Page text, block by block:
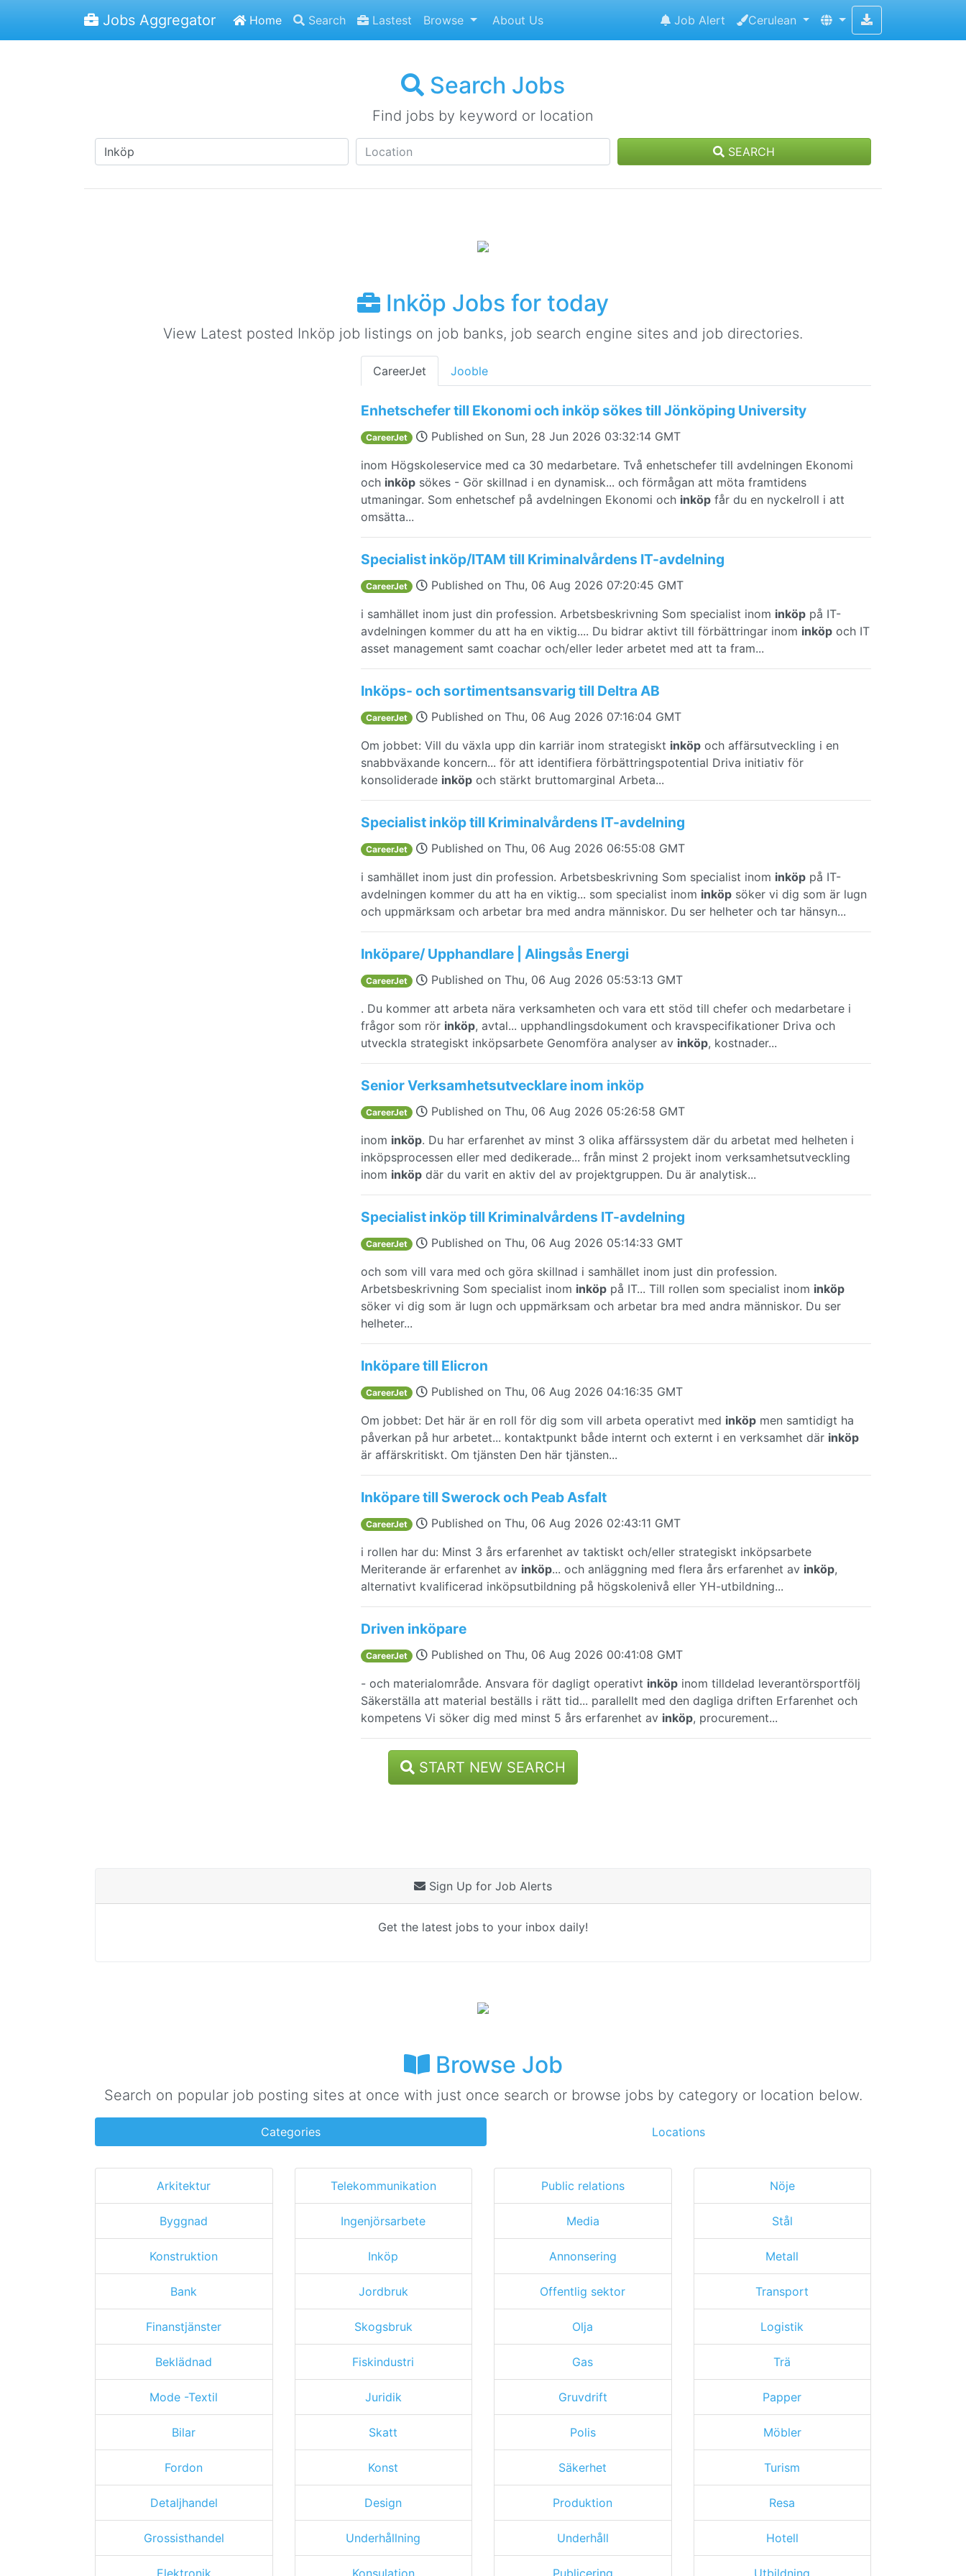
Jobs Aggregator Home Search Lastest Browse About Us Job Alert Cerulean
Search Jobs
Find jobs by keyword or location
SEARCH
Inköp Jobs for today
View Latest posted Inköp job listings on job banks, job search engine sites and job directories.
CareerJet Jooble
Enhetschefer till Ekonomi och inköp sökes till Jönköping University
CareerJet Published on Sun, 28 Jun 2026 03:32:14 GMT
inom Högskoleservice med ca 30 medarbetare. Två enhetschefer till avdelningen Ekonomi
och inköp sökes - Gör skillnad i en dynamisk... och förmågan att möta framtidens
utmaningar. Som enhetschef på avdelningen Ekonomi och inköp får du en nyckelroll i att
omsätta...
Specialist inköp/ITAM till Kriminalvårdens IT-avdelning
CareerJet Published onThu, 06 Aug 2026 07:20:45 GMT
i samhället inom just din profession. Arbetsbeskrivning Som specialist inom inköp på IT-
avdelningen kommer du att ha en viktig.... Du bidrar aktivt till förbättringar inom inköp och IT
asset management samt coachar och/eller leder arbetet med att ta fram...
Inköps- och sortimentsansvarig till Deltra AB
CareerJet Published onThu, 06 Aug 2026 07:16:04 GMT
Om jobbet: Vill du växla upp din karriär inom strategiskt inköp och affärsutveckling i en
snabbväxande koncern... för att identifiera förbättringspotential Driva initiativ för
konsoliderade inköp och stärkt bruttomarginal Arbeta...
Specialist inköp till Kriminalvårdens IT-avdelning
CareerJet Published onThu, 06 Aug 2026 06:55:08 GMT
i samhället inom just din profession. Arbetsbeskrivning Som specialist inom inköp på IT-
avdelningen kommer du att ha en viktig... som specialist inom inköp söker vi dig som är lugn
och uppmärksam och arbetar bra med andra människor. Du ser helheter och tar hänsyn...
Inköpare/ Upphandlare | Alingsås Energi
CareerJet Published onThu, 06 Aug 2026 05:53:13 GMT
. Du kommer att arbeta nära verksamheten och vara ett stöd till chefer och medarbetare i
frågor som rör inköp, avtal... upphandlingsdokument och kravspecifikationer Driva och
utveckla strategiskt inköpsarbete Genomföra analyser av inköp, kostnader...
Senior Verksamhetsutvecklare inom inköp
CareerJet Published onThu, 06 Aug 2026 05:26:58 GMT
inom inköp. Du har erfarenhet av minst 3 olika affärssystem där du arbetat med helheten i
inköpsprocessen eller med dedikerade... från minst 2 projekt inom verksamhetsutveckling
inom inköp där du varit en aktiv del av projektgruppen. Du är analytisk...
Specialist inköp till Kriminalvårdens IT-avdelning
CareerJet Published onThu, 06 Aug 2026 05:14:33 GMT
och som vill vara med och göra skillnad i samhället inom just din profession.
Arbetsbeskrivning Som specialist inom inköp på IT... Till rollen som specialist inom inköp
söker vi dig som är lugn och uppmärksam och arbetar bra med andra människor. Du ser
helheter...
Inköpare till Elicron
CareerJet Published onThu, 06 Aug 2026 04:16:35 GMT
Om jobbet: Det här är en roll för dig som vill arbeta operativt med inköp men samtidigt ha
påverkan på hur arbetet... kontaktpunkt både internt och externt i en verksamhet där inköp
är affärskritiskt. Om tjänsten Den här tjänsten...
Inköpare till Swerock och Peab Asfalt
CareerJet Published onThu, 06 Aug 2026 02:43:11 GMT
i rollen har du: Minst 3 års erfarenhet av taktiskt och/eller strategiskt inköpsarbete
Meriterande är erfarenhet av inköp... och anläggning med flera års erfarenhet av inköp,
alternativt kvalificerad inköpsutbildning på högskolenivå eller YH-utbildning...
Driven inköpare
CareerJet Published onThu, 06 Aug 2026 00:41:08 GMT
- och materialområde. Ansvara för dagligt operativt inköp inom tilldelad leverantörsportfölj
Säkerställa att material beställs i rätt tid... parallellt med den dagliga driften Erfarenhet och
kompetens Vi söker dig med minst 5 års erfarenhet av inköp, procurement...
START NEW SEARCH
Sign Up for Job Alerts
Get the latest jobs to your inbox daily!
Browse Job
Search on popular job posting sites at once with just once search or browse jobs by category or location below.
Categories Locations
Arkitektur
Byggnad
Konstruktion
Bank
Finanstjänster
Beklädnad
Mode -Textil
Bilar
Fordon
Detaljhandel
Grossisthandel
Elektronik
Telekommunikation
Ingenjörsarbete
Inköp
Jordbruk
Skogsbruk
Fiskindustri
Juridik
Skatt
Konst
Design
Underhållning
Konsulation
Public relations
Media
Annonsering
Offentlig sektor
Olja
Gas
Gruvdrift
Polis
Säkerhet
Produktion
Underhåll
Publicering
Nöje
Stål
Metall
Transport
Logistik
Trä
Papper
Möbler
Turism
Resa
Hotell
Utbildning